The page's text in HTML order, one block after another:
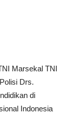
Marsekal TNI
Drs.
di
Indonesia